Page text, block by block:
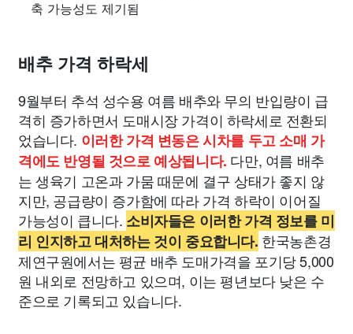
축 가능성도 제기됨
배추 가격 하락세
9월부터 추석 성수용 여름 배추와 무의 반입량이 급
격히 증가하면서 도매시장 가격이 하락세로 전환되
었습니다. 이러한 가격 변동은 시차를 두고 소매 가
격에도 반영될 것으로 예상됩니다. 다만, 여름 배추
는 생육기 고온과 가뭄 때문에 결구 상태가 좋지 않
지만, 공급량이 증가함에 따라 가격 하락이 이어질
가능성이 큽니다. 소비자들은 이러한 가격 정보를 미
리 인지하고 대처하는 것이 중요합니다. 한국농촌경
제연구원에서는 평균 배추 도매가격을 포기당 5,000
원 내외로 전망하고 있으며, 이는 평년보다 낮은 수
준으로 기록되고 있습니다.